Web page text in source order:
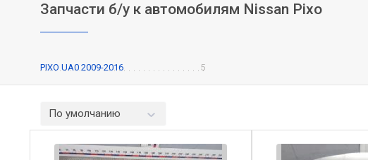
Запчасти б/у к автомобилям Nissan Pixo
PIXO UA0 2009-2016 5
По умолчанию